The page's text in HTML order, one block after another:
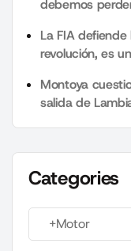
debemos
La FIA
revolución, es
Montoya
salida de
Categories
+Motor